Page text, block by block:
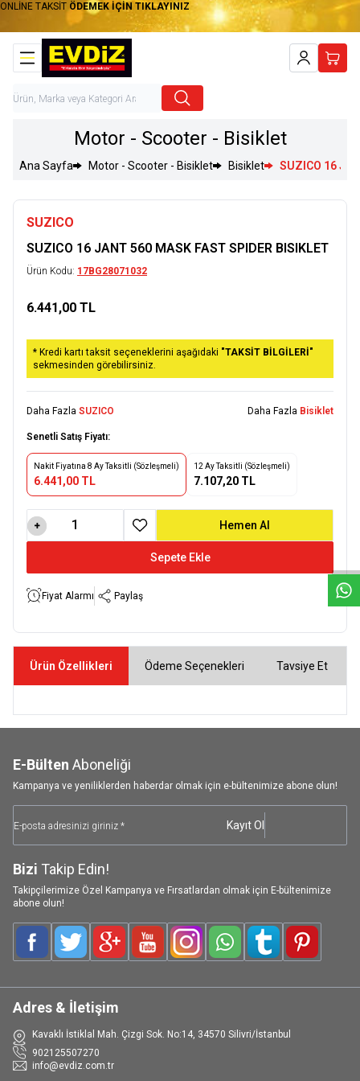
ONLİNE TAKSİT ÖDEMEK İÇİN TIKLAYINIZ
Hesabım
Motor - Scooter - Bisiklet
Ana Sayfa Motor - Scooter - Bisiklet Bisiklet SUZICO 16
SUZICO
SUZICO 16 JANT 560 MASK FAST SPIDER BISIKLET
Ürün Kodu: 17BG28071032
6.441,00 TL
* Kredi kartı taksit seçeneklerini aşağıdaki "TAKSİT BİLGİLERİ"
sekmesinden görebilirsiniz.
Daha Fazla SUZICO Daha Fazla Bisiklet
Senetli Satış Fiyatı:
Nakit Fiyatına 8 Ay Taksitli (Sözleşmeli)
6.441,00 TL
12 Ay Taksitli (Sözleşmeli)
7.107,20 TL
Sepete Ekle
Hemen Al
Favoriye Ekle
Fiyat Alarmı Paylaş
Ürün Özellikleri Ödeme Seçenekleri Tavsiye Et
E-Bülten Aboneliği
Kampanya ve yeniliklerden haberdar olmak için e-bültenimize abone olun!
Kayıt Ol
Bizi Takip Edin!
Takipçilerimize Özel Kampanya ve Fırsatlardan olmak için E-bültenimize
abone olun!
FacebookTwitterGoogle-PlusYoutubeInstagramWhatsAppTumblrPinterest
Adres & İletişim
Kavaklı İstiklal Mah. Çizgi Sok. No:14, 34570 Silivri/İstanbul
902125507270
info@evdiz.com.tr